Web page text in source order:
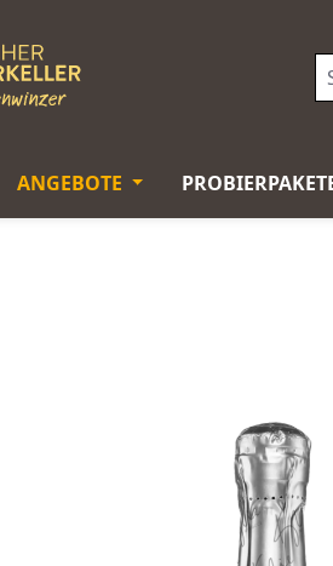
ANGEBOTE